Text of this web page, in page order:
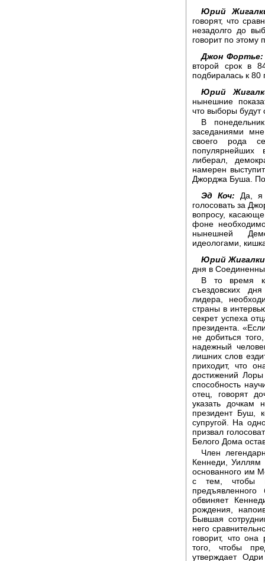
Юрий
говорят, что
незадолго до
говорит по этому
Джон Фортье:
второй срок в
подбиралась к
Юрий
нынешние
что выборы будут
В
заседаниями
своего рода
либерал,
намерен
Джорджа Буша.
Эд Коч: Да, я
голосовать за
вопросу,
фоне
нынешней
идеологами,
Юрий
дня в
В то время
съездовских
лидера,
страны в
секрет успеха
президента.
не добиться
надежный
лишних слов
приходит, что
достижений
способность
отец, говорят
указать
президент Буш,
супругой. На
призвал
Белого Дома
Член
Кеннеди, Уиллям
основанного им
с тем, чтобы
обвиняет
рождения,
Бывшая
него
говорит, что
того, чтобы
утверждает